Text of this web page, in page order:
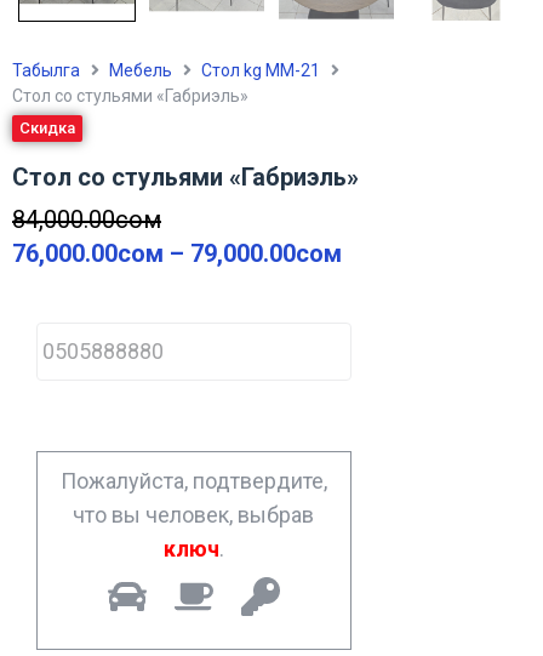
Табылга Мебель
Стол kg ММ-21
Стол со стульями «Габриэль»
Скидка
Стол со стульями «Габриэль»
84,000.00сом
76,000.00сом – 79,000.00сом
h
o
*
Пожалуйста, подтвердите,
что вы человек, выбрав
ключ.